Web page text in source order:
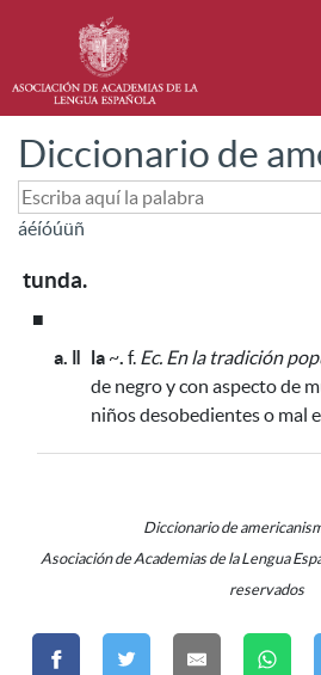
Diccionario de
áéíóúüñ
tunda.
■
a. ǁ la ~. f. Ec. En la tradición
de negro y con aspecto de
niños desobedientes o mal
Diccionario de
Asociación de Academias de la Lengua
reservados